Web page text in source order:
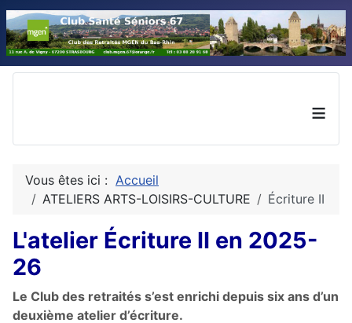
≡
Vous êtes ici : Accueil
ATELIERS ARTS-LOISIRS-CULTURE
Écriture II
L'atelier Écriture II en 2025-
26
Le Club des retraités s’est enrichi depuis six ans d’un
deuxième atelier d’écriture.